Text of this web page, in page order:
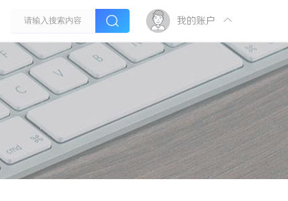
我的账户